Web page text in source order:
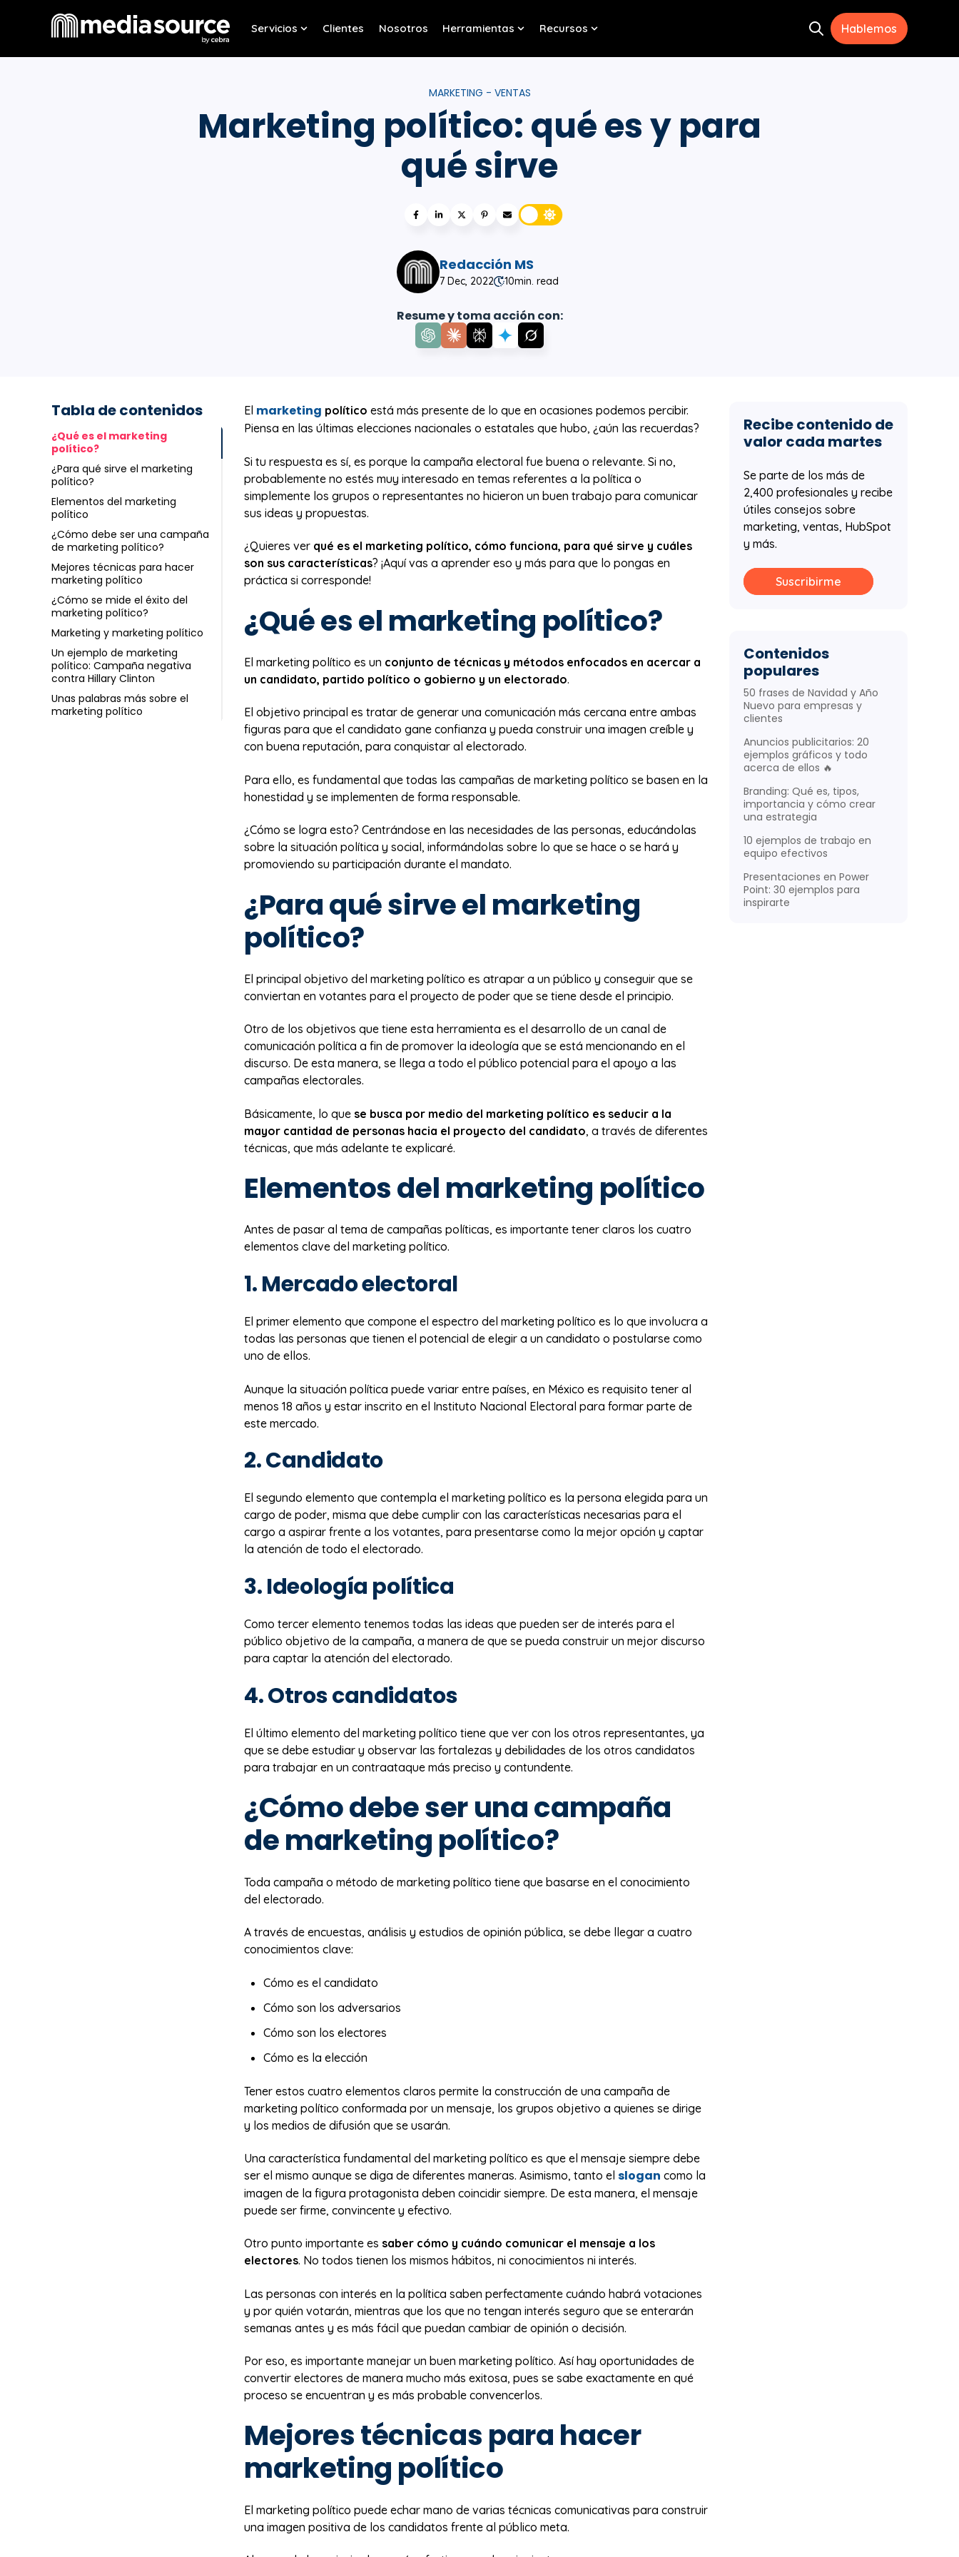
Servicios
Show submenu for Servicios
Clientes Nosotros Herramientas
Show submenu for Herramientas
Recursos Open search
Hablemos
MARKETING - VENTAS
Marketing político: qué es y para
qué sirve
Redacción MS
7 Dec, 2022 10min. read
Resume y toma acción con:
Tabla de contenidos
¿Qué es el marketing
político?
¿Para qué sirve el marketing
político?
Elementos del marketing
político
¿Cómo debe ser una campaña
de marketing político?
Mejores técnicas para hacer
marketing político
¿Cómo se mide el éxito del
marketing político?
Marketing y marketing político
Un ejemplo de marketing
político: Campaña negativa
contra Hillary Clinton
Unas palabras más sobre el
marketing político
El marketing político está más presente de lo que en ocasiones podemos percibir.
Piensa en las últimas elecciones nacionales o estatales que hubo, ¿aún las recuerdas?
Si tu respuesta es sí, es porque la campaña electoral fue buena o relevante. Si no,
probablemente no estés muy interesado en temas referentes a la política o
simplemente los grupos o representantes no hicieron un buen trabajo para comunicar
sus ideas y propuestas.
¿Quieres ver qué es el marketing político, cómo funciona, para qué sirve y cuáles
son sus características? ¡Aquí vas a aprender eso y más para que lo pongas en
práctica si corresponde!
¿Qué es el marketing político?
El marketing político es un conjunto de técnicas y métodos enfocados en acercar a
un candidato, partido político o gobierno y un electorado.
El objetivo principal es tratar de generar una comunicación más cercana entre ambas
figuras para que el candidato gane confianza y pueda construir una imagen creíble y
con buena reputación, para conquistar al electorado.
Para ello, es fundamental que todas las campañas de marketing político se basen en la
honestidad y se implementen de forma responsable.
¿Cómo se logra esto? Centrándose en las necesidades de las personas, educándolas
sobre la situación política y social, informándolas sobre lo que se hace o se hará y
promoviendo su participación durante el mandato.
¿Para qué sirve el marketing
político?
El principal objetivo del marketing político es atrapar a un público y conseguir que se
conviertan en votantes para el proyecto de poder que se tiene desde el principio.
Otro de los objetivos que tiene esta herramienta es el desarrollo de un canal de
comunicación política a fin de promover la ideología que se está mencionando en el
discurso. De esta manera, se llega a todo el público potencial para el apoyo a las
campañas electorales.
Básicamente, lo que se busca por medio del marketing político es seducir a la
mayor cantidad de personas hacia el proyecto del candidato, a través de diferentes
técnicas, que más adelante te explicaré.
Elementos del marketing político
Antes de pasar al tema de campañas políticas, es importante tener claros los cuatro
elementos clave del marketing político.
1. Mercado electoral
El primer elemento que compone el espectro del marketing político es lo que involucra a
todas las personas que tienen el potencial de elegir a un candidato o postularse como
uno de ellos.
Aunque la situación política puede variar entre países, en México es requisito tener al
menos 18 años y estar inscrito en el Instituto Nacional Electoral para formar parte de
este mercado.
2. Candidato
El segundo elemento que contempla el marketing político es la persona elegida para un
cargo de poder, misma que debe cumplir con las características necesarias para el
cargo a aspirar frente a los votantes, para presentarse como la mejor opción y captar
la atención de todo el electorado.
3. Ideología política
Como tercer elemento tenemos todas las ideas que pueden ser de interés para el
público objetivo de la campaña, a manera de que se pueda construir un mejor discurso
para captar la atención del electorado.
4. Otros candidatos
El último elemento del marketing político tiene que ver con los otros representantes, ya
que se debe estudiar y observar las fortalezas y debilidades de los otros candidatos
para trabajar en un contraataque más preciso y contundente.
¿Cómo debe ser una campaña
de marketing político?
Toda campaña o método de marketing político tiene que basarse en el conocimiento
del electorado.
A través de encuestas, análisis y estudios de opinión pública, se debe llegar a cuatro
conocimientos clave:
Cómo es el candidato
Cómo son los adversarios
Cómo son los electores
Cómo es la elección
Tener estos cuatro elementos claros permite la construcción de una campaña de
marketing político conformada por un mensaje, los grupos objetivo a quienes se dirige
y los medios de difusión que se usarán.
Una característica fundamental del marketing político es que el mensaje siempre debe
ser el mismo aunque se diga de diferentes maneras. Asimismo, tanto el slogan como la
imagen de la figura protagonista deben coincidir siempre. De esta manera, el mensaje
puede ser firme, convincente y efectivo.
Otro punto importante es saber cómo y cuándo comunicar el mensaje a los
electores. No todos tienen los mismos hábitos, ni conocimientos ni interés.
Las personas con interés en la política saben perfectamente cuándo habrá votaciones
y por quién votarán, mientras que los que no tengan interés seguro que se enterarán
semanas antes y es más fácil que puedan cambiar de opinión o decisión.
Por eso, es importante manejar un buen marketing político. Así hay oportunidades de
convertir electores de manera mucho más exitosa, pues se sabe exactamente en qué
proceso se encuentran y es más probable convencerlos.
Mejores técnicas para hacer
marketing político
El marketing político puede echar mano de varias técnicas comunicativas para construir
una imagen positiva de los candidatos frente al público meta.
Recibe contenido de
valor cada martes
Se parte de los más de
2,400 profesionales y recibe
útiles consejos sobre
marketing, ventas, HubSpot
y más.
Suscribirme
Contenidos
populares
50 frases de Navidad y Año
Nuevo para empresas y
clientes
Anuncios publicitarios: 20
ejemplos gráficos y todo
acerca de ellos 🔥
Branding: Qué es, tipos,
importancia y cómo crear
una estrategia
10 ejemplos de trabajo en
equipo efectivos
Presentaciones en Power
Point: 30 ejemplos para
inspirarte